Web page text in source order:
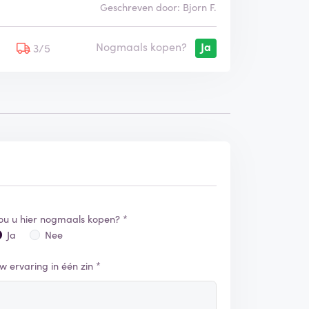
Geschreven door: Bjorn F.
3/5 Nogmaals kopen? Ja
u hier nogmaals kopen? *
Ja
Nee
ervaring in één zin *